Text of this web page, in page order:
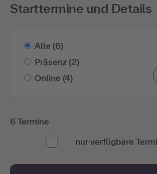
Starttermine und Details
Alle (6)
Präsenz (2)
Online (4)
6 Termine
nur verfügbare